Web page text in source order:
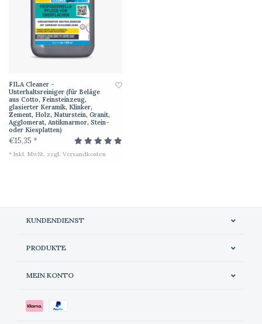
FILA Cleaner -
Unterhaltsreiniger (für Beläge
aus Cotto, Feinsteinzeug,
glasierter Keramik, Klinker,
Zement, Holz, Naturstein, Granit,
Agglomerat, Antikmarmor, Stein-
oder Kiesplatten)
€15,35 *
* Inkl. MwSt. zzgl. Versandkosten
KUNDENDIENST
PRODUKTE
MEIN KONTO